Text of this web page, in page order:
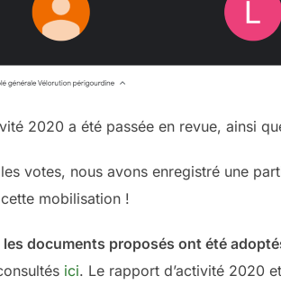
2020 a été passée en revue, ainsi
votes, nous avons enregistré une
mobilisation !
documents proposés ont été
ici. Le rapport d’activité 2020